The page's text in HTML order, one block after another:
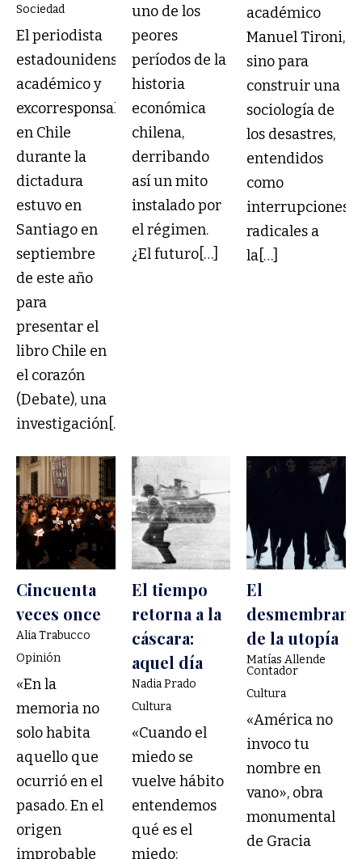
Sociedad
El periodista
estadounidense,
académico y
excorresponsal
en Chile
durante la
dictadura
estuvo en
Santiago en
septiembre
de este año
para
presentar el
libro Chile en
el corazón
(Debate), una
investigación[…]
uno de los
peores
períodos de la
historia
económica
chilena,
derribando
así un mito
instalado por
el régimen.
¿El futuro[…]
académico
Manuel Tironi,
sino para
construir una
sociología de
los desastres,
entendidos
como
interrupciones
radicales a
la[…]
Cincuenta
veces once
Alia Trabucco
Opinión
«En la
memoria no
solo habita
aquello que
ocurrió en el
pasado. En el
origen
improbable
El tiempo
retorna a la
cáscara:
aquel día
Nadia Prado
Cultura
«Cuando el
miedo se
vuelve hábito
entendemos
qué es el
miedo:
El
de la utopía
Matías Allende
Contador
Cultura
«América no
invoco tu
nombre en
vano», obra
monumental
de Gracia